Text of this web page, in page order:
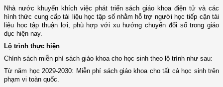
Nhà nước khuyến khích việc phát triển sách giáo khoa điện tử và các
hình thức cung cấp tài liệu học tập số nhằm hỗ trợ người học tiếp cận tài
liệu học tập thuận lợi, phù hợp với xu hướng chuyển đổi số trong giáo
dục hiện nay.
Lộ trình thực hiện
Chính sách miễn phí sách giáo khoa cho học sinh theo lộ trình như sau:
Từ năm học 2029-2030: Miễn phí sách giáo khoa cho tất cả học sinh trên
phạm vi toàn quốc.